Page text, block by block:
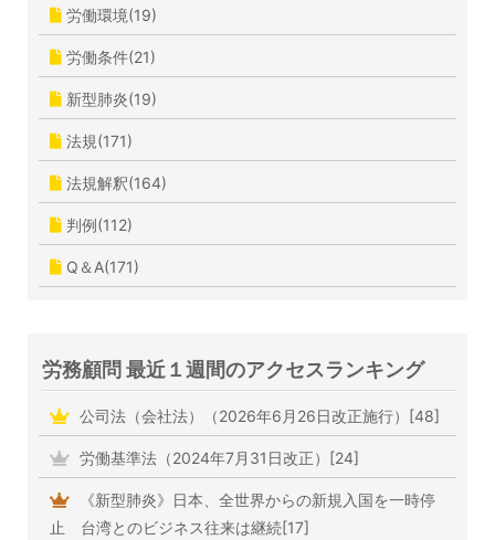
労働環境(19)
労働条件(21)
新型肺炎(19)
法規(171)
法規解釈(164)
判例(112)
Q＆A(171)
労務顧問 最近１週間のアクセスランキング
公司法（会社法）（2026年6月26日改正施行）[48]
労働基準法（2024年7月31日改正）[24]
《新型肺炎》日本、全世界からの新規入国を一時停
止 台湾とのビジネス往来は継続[17]